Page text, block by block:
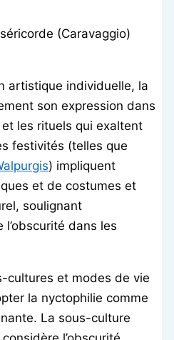
(Caravaggio)
artistique individuelle, la
son expression dans
les rituels qui exaltent
festivités (telles que
) impliquent
et de costumes et
soulignant
l’obscurité dans les
cultures et modes de vie
la nyctophilie comme
La sous-culture